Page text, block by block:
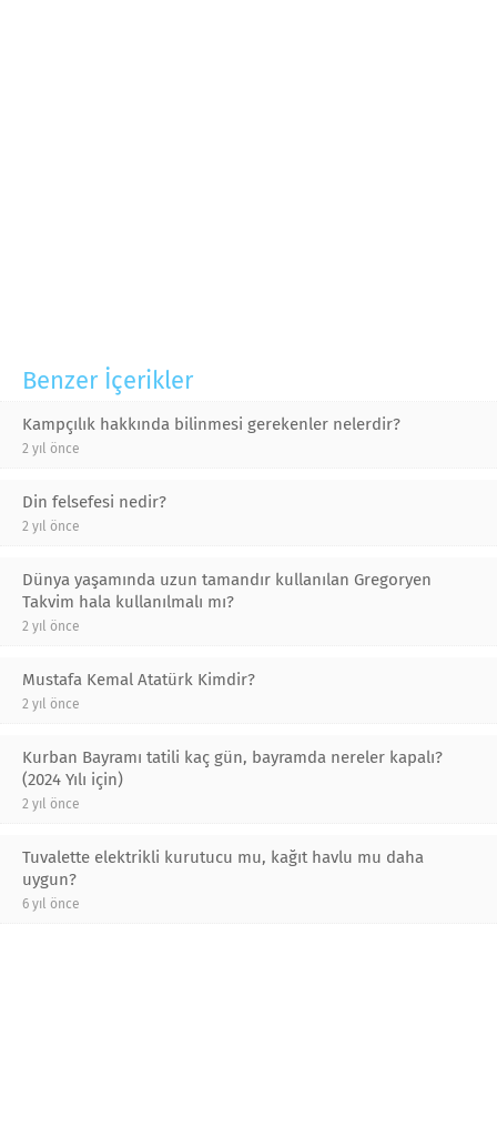
Benzer İçerikler
Kampçılık hakkında bilinmesi gerekenler nelerdir?
2 yıl önce
Din felsefesi nedir?
2 yıl önce
Dünya yaşamında uzun tamandır kullanılan Gregoryen
Takvim hala kullanılmalı mı?
2 yıl önce
Mustafa Kemal Atatürk Kimdir?
2 yıl önce
Kurban Bayramı tatili kaç gün, bayramda nereler kapalı?
(2024 Yılı için)
2 yıl önce
Tuvalette elektrikli kurutucu mu, kağıt havlu mu daha
uygun?
6 yıl önce